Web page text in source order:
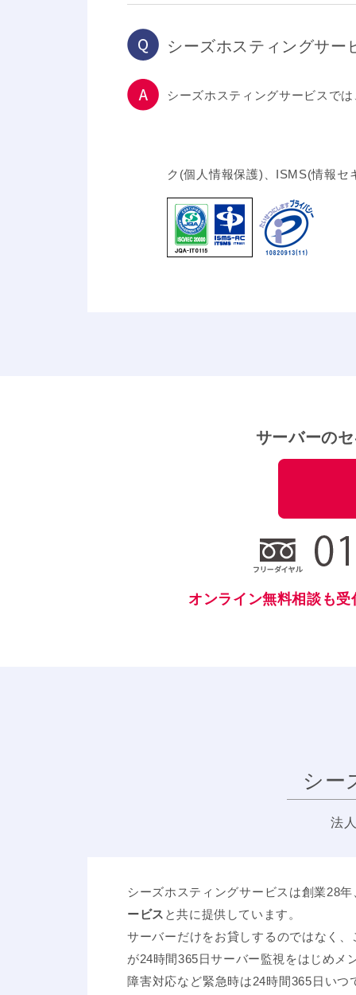
シーズホスティングサー
シーズホスティングサービスで
ク(個人情報保護)、ISMS(情報
サーバーの
オンライン無料相談も
シー
法
シーズホスティングサービスは創業28
ービス と共に提供しています。
サーバーだけをお貸しするのではなく
が24時間365日サーバー監視をはじめメ
障害対応など緊急時は24時間365日い